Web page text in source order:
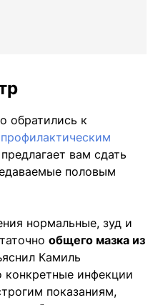
обратились к
вам сдать
половым
нормальные, зуд и
общего мазка из
Камиль
инфекции
показаниям,